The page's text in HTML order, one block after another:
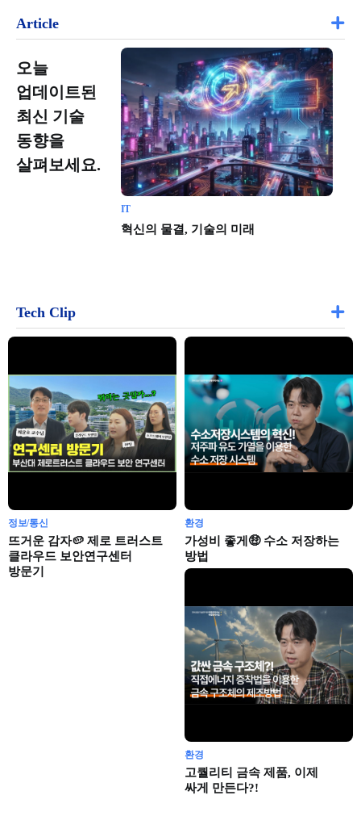
Article
오늘
업데이트된
최신 기술
동향을
살펴보세요.
IT
혁신의 물결, 기술의 미래
Tech Clip
정보/통신
뜨거운 감자🥔 제로 트러스트
클라우드 보안연구센터
방문기
환경
가성비 좋게🤑 수소 저장하는
방법
환경
고퀄리티 금속 제품, 이제
싸게 만든다?!